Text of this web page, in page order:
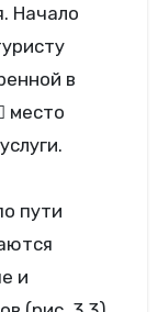
Начало
в
место
пути
и